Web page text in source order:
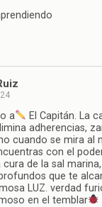
a
El Capitán. La
adherencias,
cuando se mira al
con el
cura de la sal
que te
LUZ. verdad
en el temblar